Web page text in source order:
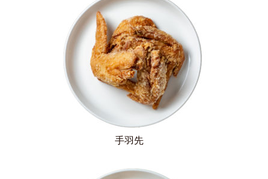
手羽先